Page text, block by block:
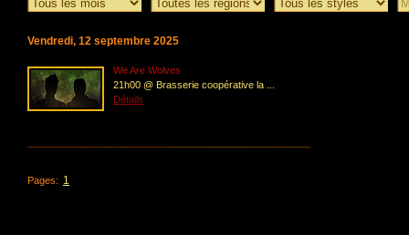
Vendredi, 12 septembre 2025
We Are Wolves
21h00 @ Brasserie coopérative la ...
Détails
Pages: 1